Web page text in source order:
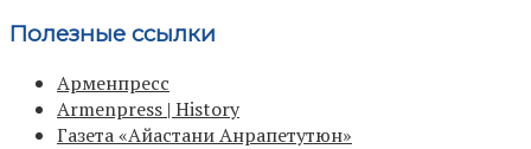
Полезные ссылки
Арменпресс
Armenpress | History
Газета «Айастани Анрапетутюн»